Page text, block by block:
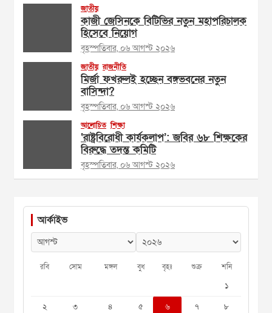
জাতীয়
কাজী জেসিনকে বিটিভির নতুন মহাপরিচালক
হিসেবে নিয়োগ
বৃহস্পতিবার, ০৬ আগস্ট ২০২৬
জাতীয় রাজনীতি
মির্জা ফখরুলই হচ্ছেন বঙ্গভবনের নতুন
বাসিন্দা?
বৃহস্পতিবার, ০৬ আগস্ট ২০২৬
আলোচিত শিক্ষা
‘রাষ্ট্রবিরোধী কার্যকলাপ’: জবির ৬৮ শিক্ষকের
বিরুদ্ধে তদন্ত কমিটি
বৃহস্পতিবার, ০৬ আগস্ট ২০২৬
আর্কাইভ
রবি সোম মঙ্গল বুধ বৃহঃ শুক্র শনি
১
২
৩ ৪ ৫ ৬ ৭
৮